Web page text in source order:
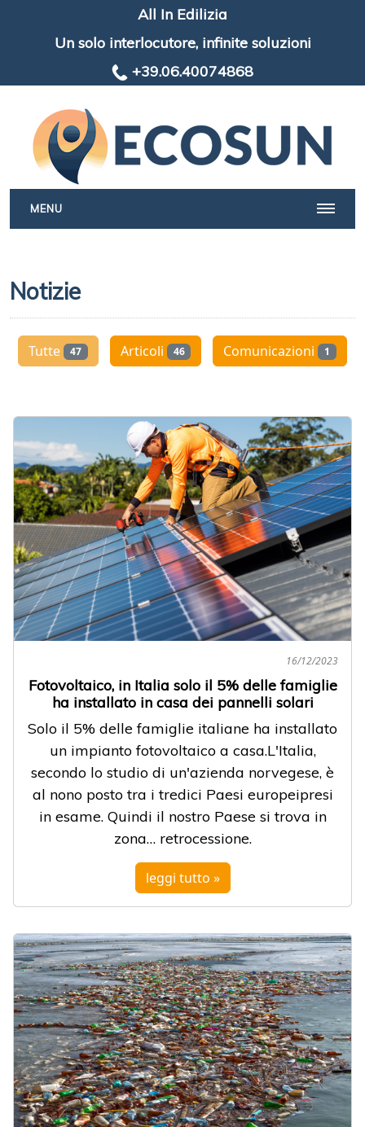
All In Edilizia
Un solo interlocutore, infinite soluzioni
+39.06.40074868
MENU
Notizie
Tutte 47 Articoli 46 Comunicazioni 1
16/12/2023
Fotovoltaico, in Italia solo il 5% delle famiglie
ha installato in casa dei pannelli solari
Solo il 5% delle famiglie italiane ha installato
un impianto fotovoltaico a casa.L'Italia,
secondo lo studio di un'azienda norvegese, è
al nono posto tra i tredici Paesi europeipresi
in esame. Quindi il nostro Paese si trova in
zona… retrocessione.
leggi tutto »